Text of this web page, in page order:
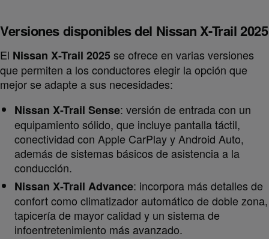
Versiones disponibles del Nissan X-Trail 2025
El Nissan X-Trail 2025se ofrece en varias versiones
que permiten a los conductores elegir la opción que
mejor se adapte a sus necesidades:
Nissan X-Trail Sense: versión de entrada con un
equipamiento sólido, que incluye pantalla táctil,
conectividad con Apple CarPlay y Android Auto,
además de sistemas básicos de asistencia a la
conducción.
Nissan X-Trail Advance: incorpora más detalles de
confort como climatizador automático de doble zona,
tapicería de mayor calidad y un sistema de
infoentretenimiento más avanzado.